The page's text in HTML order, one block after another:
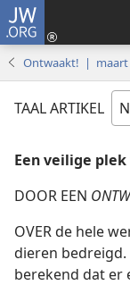
JW.ORG
Ontwaakt! | maart
TAAL ARTIKEL
Een veilige
DOOR EEN
OVER de hele
dieren bedreigd.
berekend dat er